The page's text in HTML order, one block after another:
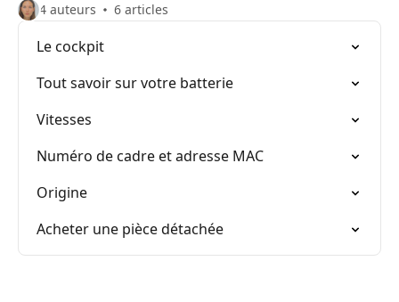
4 auteurs 6 articles
Le cockpit
Tout savoir sur votre batterie
Vitesses
Numéro de cadre et adresse MAC
Origine
Acheter une pièce détachée